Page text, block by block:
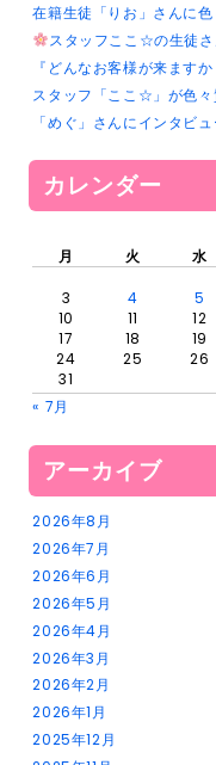
在籍生徒「りお」さんに
スタッフここ☆の生徒さ
『どんなお客様が来ます
スタッフ「ここ☆」が色々
「めぐ」さんにインタビ
カレンダー
月
火 水
3
4 5
10
11 12
17
18 19
24
25 26
31
« 7月
アーカイブ
2026年8月
2026年7月
2026年6月
2026年5月
2026年4月
2026年3月
2026年2月
2026年1月
2025年12月